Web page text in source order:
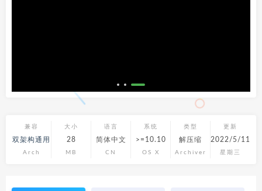
兼容
双架构通用
Arch
大小
28
MB
语言
简体中文
CN
系统
>=10.10
OS X
类型
解压缩
Archiver
更新
2022/5/11
星期三